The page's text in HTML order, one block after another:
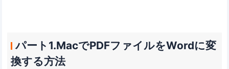
パート1.MacでPDFファイルをWordに変
換する方法